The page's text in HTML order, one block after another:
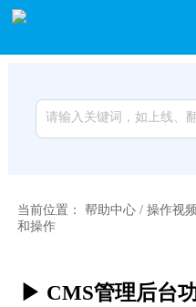
当前位置： 帮助中心/ 操作视频
和操作
▶ CMS管理后台